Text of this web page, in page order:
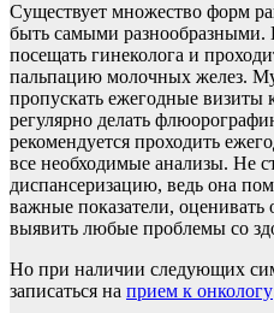
Существует множество форм
быть самыми
посещать гинеколога и
пальпацию молочных желез.
пропускать ежегодные визиты
регулярно делать
рекомендуется проходить
все необходимые анализы. Не
диспансеризацию, ведь она
важные показатели, оценивать
выявить любые проблемы со
Но при наличии следующих
записаться на прием к онкологу